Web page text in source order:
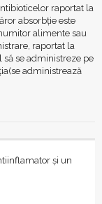
raportat la
absorbție este
alimente sau
raportat la
să se administreze pe
administrează
și un